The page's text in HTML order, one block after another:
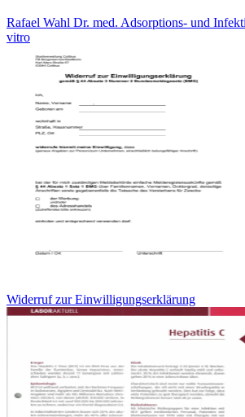
Rafael Wahl Dr. med. Adsorptions- und
vitro
Widerruf zur Einwilligungserklärung